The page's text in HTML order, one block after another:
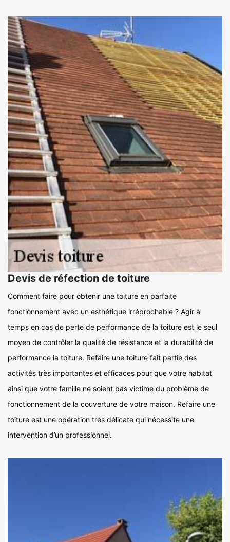
Devis de réfection de toiture
Comment faire pour obtenir une toiture en parfaite
fonctionnement avec un esthétique irréprochable ? Agir à
temps en cas de perte de performance de la toiture est le seul
moyen de contrôler la qualité de résistance et la durabilité de
performance la toiture. Refaire une toiture fait partie des
activités très importantes et efficaces pour que votre habitat
ainsi que votre famille ne soient pas victime du problème de
fonctionnement de la couverture de votre maison. Refaire une
toiture est une opération très délicate qui nécessite une
intervention d’un professionnel.